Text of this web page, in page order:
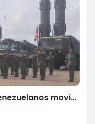
Militares Russos e Venezuelanos movimentam tropas na Fronteira Brasil x Venezuela!